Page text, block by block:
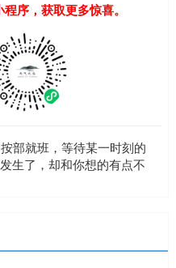
序，获取更多惊喜。
部就班，等待某一时刻的
生了，却和你想的有点不